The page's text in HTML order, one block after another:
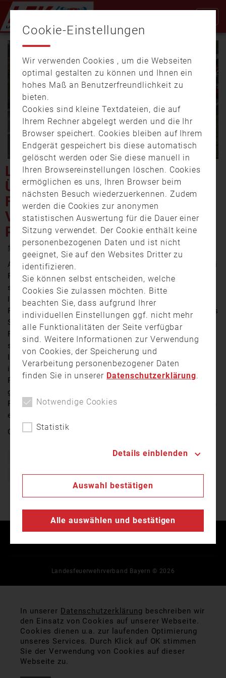
Video
LANDKREIS WÜRZBURG:
ÜBERHOLMANÖVER
FEHLGESCHLAGEN – DREI
VERLETZTE BEI
PROSSELSHEIM
21. Januar 2021 18:04
Am Donnerstag ist es kurz vor einem Bahnübergang bei
Prosselsheim im Landkreis Würzburg zu einem
schweren Verkehrsunfall gekommen. Ersten
Informationen zufolge wollte ein Pkw-Fahrer eine
Fahrzeugkolonne überholen. Dabei geriet der Wagen ins
Schleudern, krachte in ein entgegenkommendes
Fahrzeug und kam danach auf einer Böschung zum
stehen. Ein Insasse des überholenden Pkw sowie ein
Insasse des anderen beteiligten Wagens wurden dabei
in den Fahrzeugen eingeklemmt. Beide wurden von der
Feuerwehr befreit und schwer verletzt in eine Klinik
gebracht. Eine dritte Person, mittelschwer verletzte
Person, konnte sich selbst befreien. Auch diese kam in
eine Klinik.
Quelle:TV Mainfranken
Feuerwehr Freiwillige Feuerwehr
Verkehrsunfall
Landesfeuerwehrverband Bayern © 2026
Cookie-Einstellungen
Wir verwenden Cookies , um die Webseiten
optimal gestalten zu können und Ihnen ein
hohes Maß an Benutzerfreundlichkeit zu
bieten.
Cookies sind kleine Textdateien, die auf
Ihrem Rechner abgelegt werden und die Ihr
Browser speichert. Cookies bleiben auf Ihrem
Endgerät gespeichert bis diese automatisch
gelöscht werden oder Sie diese manuell in
Ihren Browsereinstellungen löschen. Cookies
ermöglichen es uns, Ihren Browser beim
nächsten Besuch wiederzuerkennen. Zudem
werden die Cookies zur anonymen
statistischen Auswertung für die Dauer einer
Sitzung verwendet. Der Cookie enthält keine
personenbezogenen Daten und ist nicht
geeignet, Sie auf den Websites Dritter zu
identifizieren.
Sie können selbst entscheiden, welche
Cookies Sie zulassen möchten. Bitte
beachten Sie, dass aufgrund Ihrer
individuellen Einstellungen ggf. nicht mehr
alle Funktionalitäten der Seite verfügbar
sind. Weitere Informationen zur Verwendung
von Cookies, der Speicherung und
Verarbeitung personenbezogener Daten
finden Sie in unserer Datenschutzerklärung.
Notwendige Cookies
Statistik
Details einblenden
Auswahl bestätigen
Alle auswählen und bestätigen
In unserer Datenschutzerklärung beschreiben wir
den Einsatz von Cookies auf unserer Webseite.
Cookies dienen u.a. zur laufenden Optimierung
unseres Services. Durch Klick auf OK stimmen
Sie der Verwendung von Cookies auf dieser
Webseite zu.